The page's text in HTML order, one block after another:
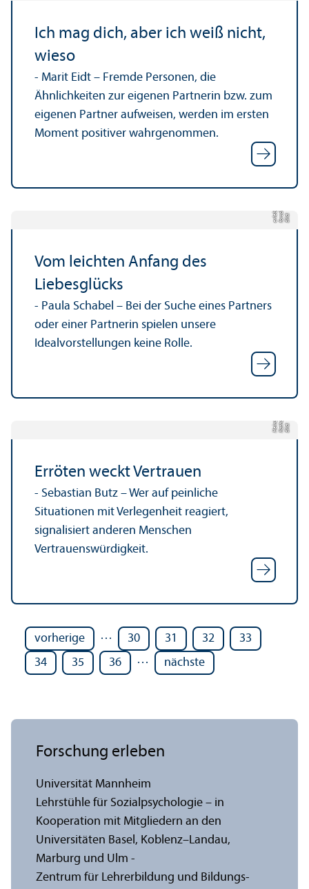
Ich mag dich, aber ich weiß nicht,
wieso
- Marit Eidt – Fremde Personen, die
Ähnlichkeiten zur eigenen Partnerin bzw. zum
eigenen Partner aufweisen, werden im ersten
Moment positiver wahrgenommen.
Bil
d:
f
o
r
s
c
h
u
n
g-e
rl
e
b
e
n.
d
e
Vom leichten Anfang des
Liebesglücks
- Paula Schabel – Bei der Suche eines Partners
oder einer Partnerin spielen unsere
Idealvorstellungen keine Rolle.
Bil
d:
K
a
t
h
a ri
n
aH
ei
n
z
Erröten weckt Vertrauen
- Sebastian Butz – Wer auf peinliche
Situationen mit Verlegenheit reagiert,
signalisiert anderen Menschen
Vertrauenswürdigkeit.
vorherige … 30 31 32
33
34
35 36 … nächste
Forschung erleben
Universität Mannheim
Lehr­stühle für Sozialpsychologie – in
Kooperation mit Mitgliedern an den
Universitäten Basel, Koblenz–Landau,
Marburg und Ulm -
Zentrum für Lehr­erbildung und Bildungs­